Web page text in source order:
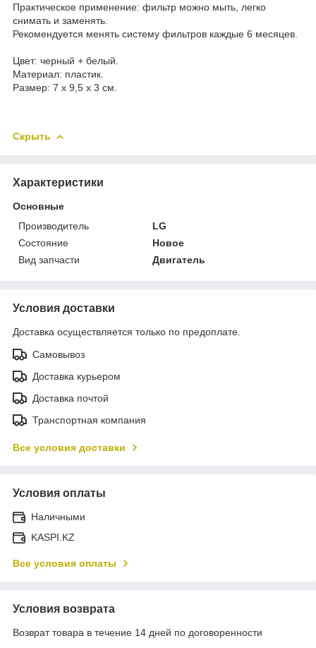
Практическое применение: фильтр можно мыть, легко
снимать и заменять.
Рекомендуется менять систему фильтров каждые 6 месяцев.
Цвет: черный + белый.
Материал: пластик.
Размер: 7 x 9,5 x 3 см.
Скрыть
Характеристики
Основные
Производитель
LG
Состояние
Новое
Вид запчасти
Двигатель
Условия доставки
Доставка осуществляется только по предоплате.
Самовывоз
Доставка курьером
Доставка почтой
Транспортная компания
Все условия доставки
Условия оплаты
Наличными
KASPI.KZ
Все условия оплаты
Условия возврата
Возврат товара в течение 14 дней по договоренности